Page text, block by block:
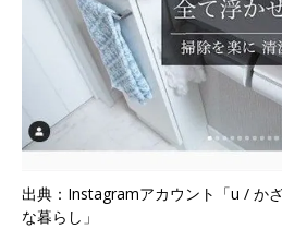
出典：Instagramアカウント「u / か
な暮らし」